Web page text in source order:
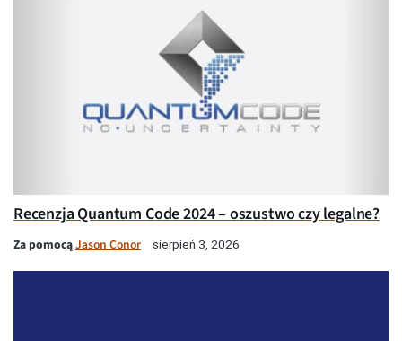
Recenzja Quantum Code 2024 – oszustwo czy legalne?
Za pomocąJason Conor sierpień 3, 2026